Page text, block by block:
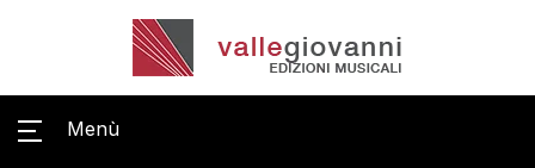
Menù